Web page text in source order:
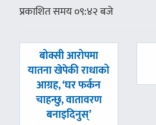
प्रकाशित समय ०९:४२ बजे
पछिल्लाे
-
बोक्सी आरोपमा
यातना खेपेकी राधाको
आग्रह, ‘घर फर्कन
चाहन्छु, वातावरण
बनाइदिनुस्’